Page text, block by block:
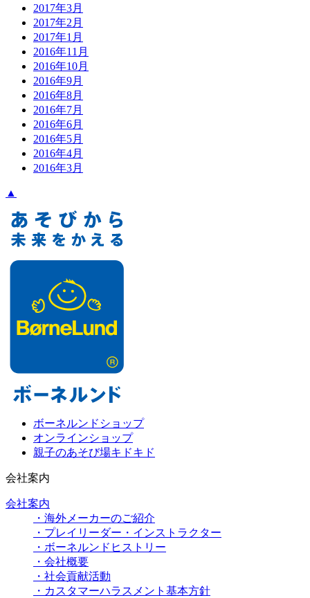
2017年3月
2017年2月
2017年1月
2016年11月
2016年10月
2016年9月
2016年8月
2016年7月
2016年6月
2016年5月
2016年4月
2016年3月
▲
ボーネルンドショップ
オンラインショップ
親子のあそび場キドキド
会社案内
会社案内
・海外メーカーのご紹介
・プレイリーダー・インストラクター
・ボーネルンドヒストリー
・会社概要
・社会貢献活動
・カスタマーハラスメント基本方針